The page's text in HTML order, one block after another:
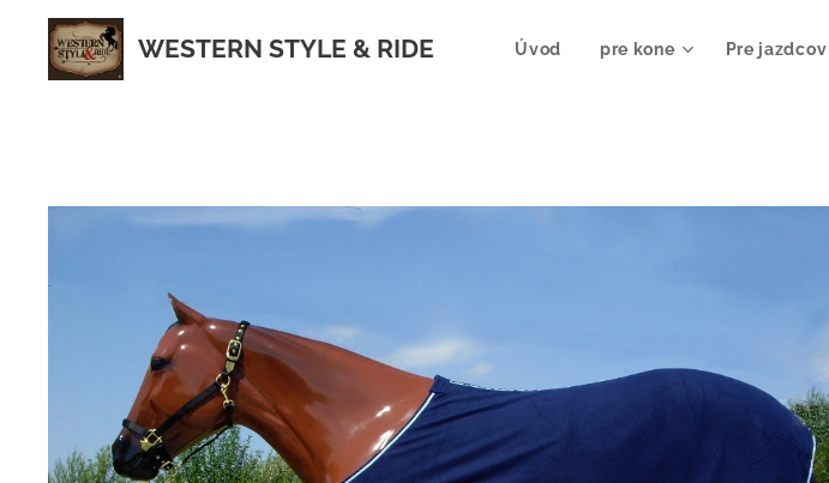
WESTERN STYLE & RIDE Úvod pre kone Pre jazdcov